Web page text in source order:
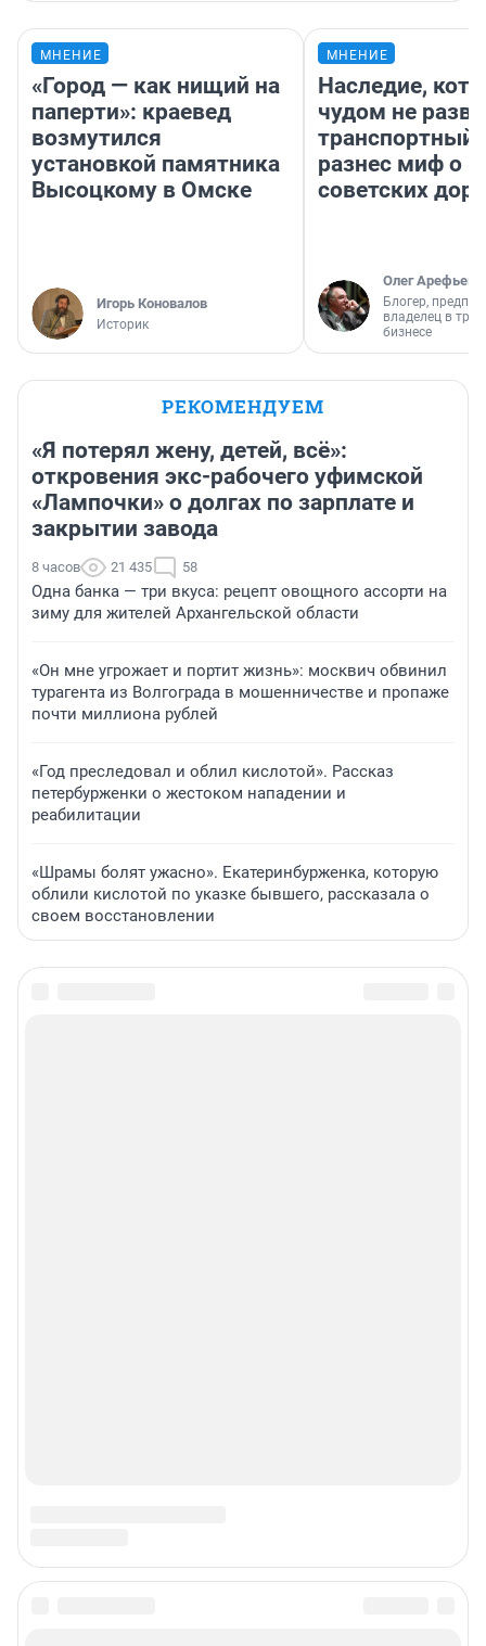
МНЕНИЕ
«Город — как нищий на
паперти»: краевед
возмутился
установкой памятника
Высоцкому в Омске
Игорь Коновалов
Историк
МНЕНИЕ
Наследие,
чудом не
транспортный
разнес миф о
советских
Олег Арефьев
Блогер,
владелец в
бизнесе
РЕКОМЕНДУЕМ
«Я потерял жену, детей, всё»:
откровения экс-рабочего уфимской
«Лампочки» о долгах по зарплате и
закрытии завода
8 часов 21 435 58
Одна банка — три вкуса: рецепт овощного ассорти на
зиму для жителей Архангельской области
«Он мне угрожает и портит жизнь»: москвич обвинил
турагента из Волгограда в мошенничестве и пропаже
почти миллиона рублей
«Год преследовал и облил кислотой». Рассказ
петербурженки о жестоком нападении и
реабилитации
«Шрамы болят ужасно». Екатеринбурженка, которую
облили кислотой по указке бывшего, рассказала о
своем восстановлении